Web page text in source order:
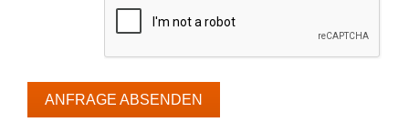
ANFRAGE ABSENDEN